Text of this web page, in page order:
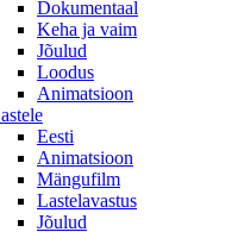
Dokumentaal
Keha ja vaim
Jõulud
Loodus
Animatsioon
Eesti
Animatsioon
Mängufilm
Lastelavastus
Jõulud